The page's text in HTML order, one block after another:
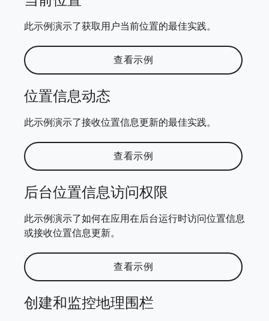
此示例演示了获取用户当前位置的最佳实践。
查看示例
位置信息动态
此示例演示了接收位置信息更新的最佳实践。
查看示例
后台位置信息访问权限
此示例演示了如何在应用在后台运行时访问位置信息
或接收位置信息更新。
查看示例
创建和监控地理围栏